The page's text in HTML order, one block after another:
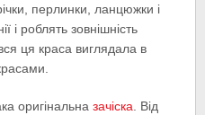
перлинки, ланцюжки і
і роблять зовнішність
ця краса виглядала в
оригінальназачіска . Від